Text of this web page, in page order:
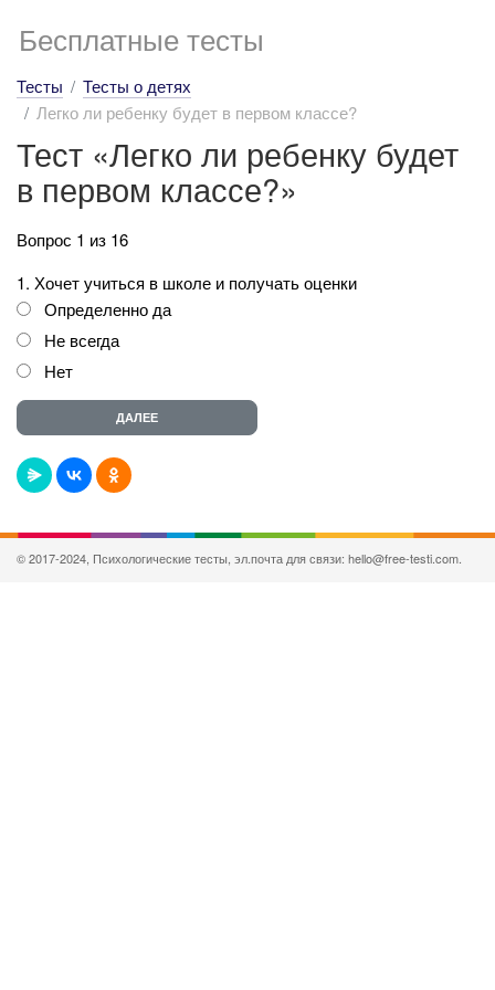
Бесплатные тесты
Тесты
Тесты о детях
Легко ли ребенку будет в первом классе?
Тест «Легко ли ребенку будет
в первом классе?»
Вопрос 1 из 16
1. Хочет учиться в школе и получать оценки
Определенно да
Не всегда
Нет
© 2017-2024, Психологические тесты, эл.почта для связи: hello@free-testi.com.